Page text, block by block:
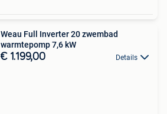
Weau Full Inverter 20 zwembad
warmtepomp 7,6 kW
€ 1.199,00 Details